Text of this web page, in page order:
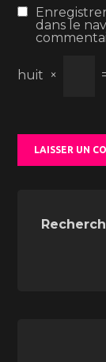
dans le
huit ×